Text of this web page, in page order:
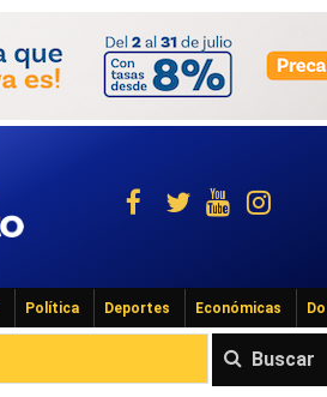
Política Deportes Económicas
Buscar